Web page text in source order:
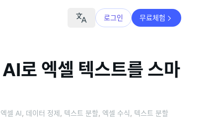
로그인 무료체험
로 엑셀 텍스트를 스마
엑셀 AI, 데이터 정제 , 텍스트 분할, 엑셀 수식 , 텍스트 분할